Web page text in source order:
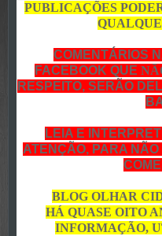
PUBLICAÇÕES
COMENTÁRIOS
FACEBOOK QUE
RESPEITO, SERÃO
LEIA E
ATENÇÃO, PARA
BLOG OLHAR
HÁ QUASE OITO
INFORMAÇÃO,